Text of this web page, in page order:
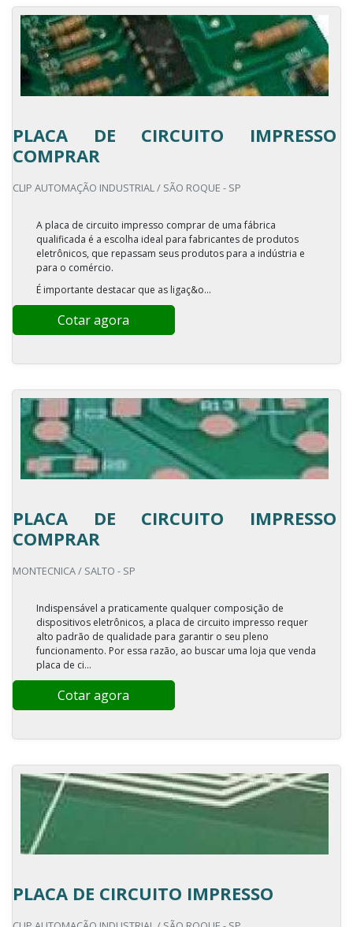
PLACA DE CIRCUITO IMPRESSO
COMPRAR
CLIP AUTOMAÇÃO INDUSTRIAL / SÃO ROQUE - SP
A placa de circuito impresso comprar de uma fábrica
qualificada é a escolha ideal para fabricantes de produtos
eletrônicos, que repassam seus produtos para a indústria e
para o comércio.
É importante destacar que as ligaç&o...
Cotar agora
PLACA DE CIRCUITO IMPRESSO
COMPRAR
MONTECNICA / SALTO - SP
Indispensável a praticamente qualquer composição de
dispositivos eletrônicos, a placa de circuito impresso requer
alto padrão de qualidade para garantir o seu pleno
funcionamento. Por essa razão, ao buscar uma loja que venda
placa de ci...
Cotar agora
PLACA DE CIRCUITO IMPRESSO